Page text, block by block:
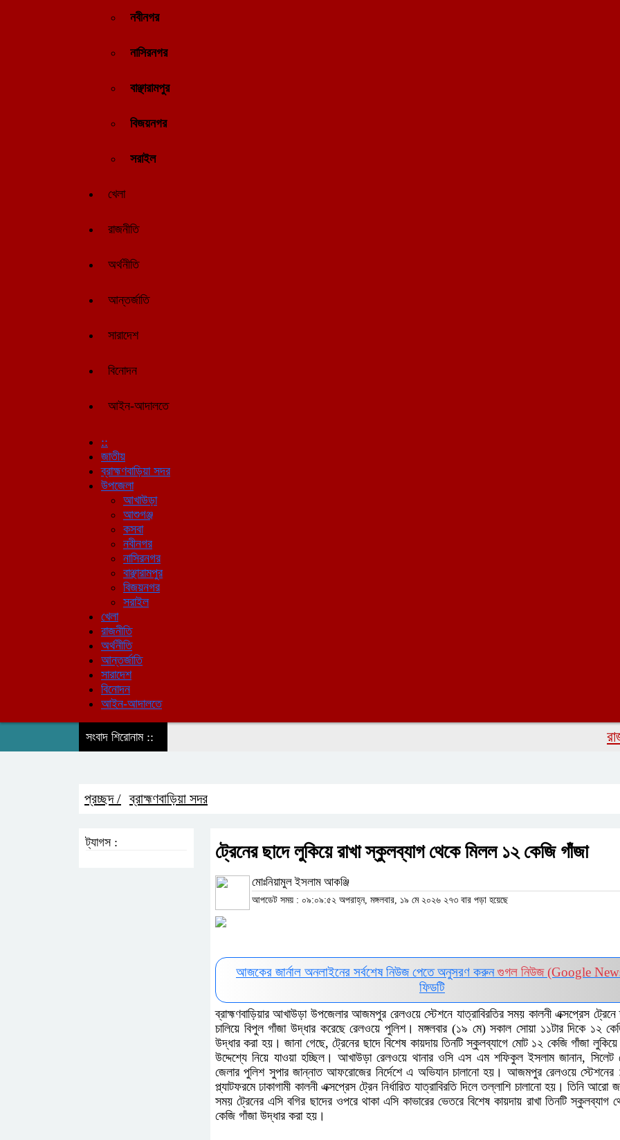
নবীনগর
নাসিরনগর
বাঞ্ছারামপুর
বিজয়নগর
সরাইল
খেলা
রাজনীতি
অর্থনীতি
আন্তর্জাতি
সারাদেশ
বিনোদন
আইন-আদালতে
::
জাতীয়
ব্রাহ্মণবাড়িয়া সদর
উপজেলা
আখাউড়া
আশুগঞ্জ
কসবা
নবীনগর
নাসিরনগর
বাঞ্ছারামপুর
বিজয়নগর
সরাইল
খেলা
রাজনীতি
অর্থনীতি
আন্তর্জাতি
সারাদেশ
বিনোদন
আইন-আদালতে
সংবাদ শিরোনাম ::
প্রচ্ছদ / ব্রাহ্মণবাড়িয়া সদর
ট্রেনের ছাদে লুকিয়ে রাখা স্কুলব্যাগ থেকে মিলল ১২ কেজি গাঁজা
মোঃনিয়ামুল ইসলাম আকঞ্জি
আপডেট সময় : ০৯:০৯:৫২ অপরাহ্ন, মঙ্গলবার, ১৯ মে ২০২৬ ২৭৩ বার পড়া হয়েছে
আজকের জার্নাল অনলাইনের সর্বশেষ নিউজ পেতে অনুসরণ করুনগুগল নিউজ (Google
ফিডটি
ব্রাহ্মণবাড়িয়ার আখাউড়া উপজেলার আজমপুর রেলওয়ে স্টেশনে যাত্রাবিরতির সময় কালনী এক্সপ্রেস ট্রেনে
চালিয়ে বিপুল গাঁজা উদ্ধার করেছে রেলওয়ে পুলিশ। মঙ্গলবার (১৯ মে) সকাল সোয়া ১১টার দিকে ১২
উদ্ধার করা হয়। জানা গেছে, ট্রেনের ছাদে বিশেষ কায়দায় তিনটি স্কুলব্যাগে মোট ১২ কেজি গাঁজা লুকিয়ে
উদ্দেশ্যে নিয়ে যাওয়া হচ্ছিল। আখাউড়া রেলওয়ে থানার ওসি এস এম শফিকুল ইসলাম জানান, সিলেট
জেলার পুলিশ সুপার জান্নাত আফরোজের নির্দেশে এ অভিযান চালানো হয়। আজমপুর রেলওয়ে স্টেশনের
প্ল্যাটফরমে ঢাকাগামী কালনী এক্সপ্রেস ট্রেন নির্ধারিত যাত্রাবিরতি দিলে তল্লাশি চালানো হয়। তিনি আরো
সময় ট্রেনের এসি বগির ছাদের ওপরে থাকা এসি কাভারের ভেতরে বিশেষ কায়দায় রাখা তিনটি স্কুলব্যাগ
কেজি গাঁজা উদ্ধার করা হয়।
ট্যাগস :